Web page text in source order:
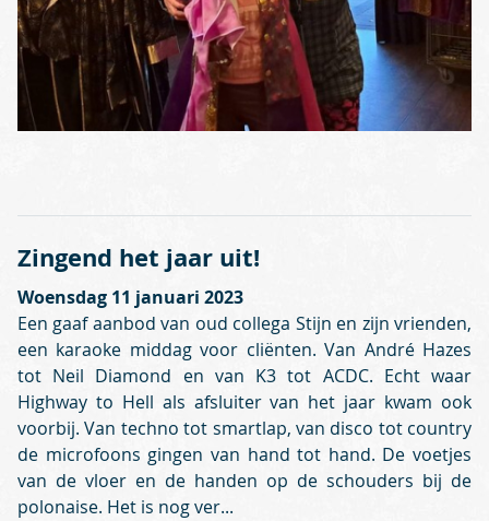
Zingend het jaar uit!
Woensdag 11 januari 2023
Een gaaf aanbod van oud collega Stijn en zijn vrienden,
een karaoke middag voor cliënten. Van André Hazes
tot Neil Diamond en van K3 tot ACDC. Echt waar
Highway to Hell als afsluiter van het jaar kwam ook
voorbij. Van techno tot smartlap, van disco tot country
de microfoons gingen van hand tot hand. De voetjes
van de vloer en de handen op de schouders bij de
polonaise. Het is nog ver...